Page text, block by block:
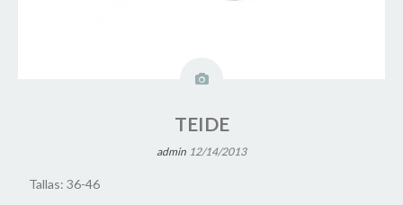
TEIDE
admin 12/14/2013
Tallas: 36-46